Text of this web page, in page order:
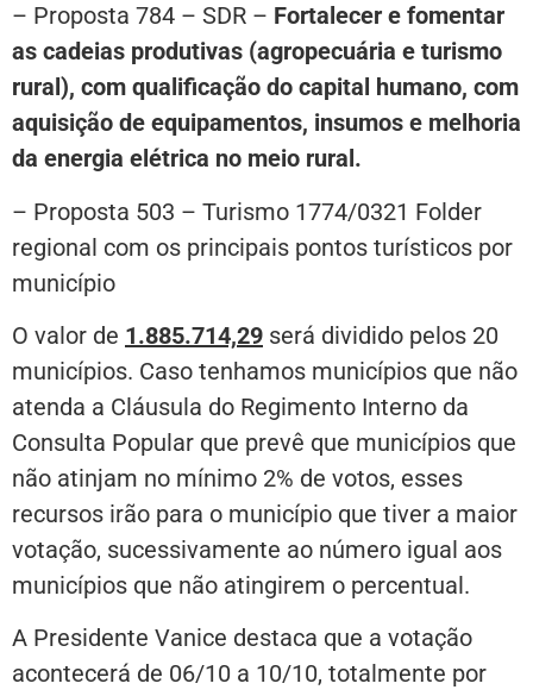
– Proposta 784 – SDR – Fortalecer e fomentar
as cadeias produtivas (agropecuária e turismo
rural), com qualificação do capital humano, com
aquisição de equipamentos, insumos e melhoria
da energia elétrica no meio rural.
– Proposta 503 – Turismo 1774/0321 Folder
regional com os principais pontos turísticos por
município
O valor de 1.885.714,29 será dividido pelos 20
municípios. Caso tenhamos municípios que não
atenda a Cláusula do Regimento Interno da
Consulta Popular que prevê que municípios que
não atinjam no mínimo 2% de votos, esses
recursos irão para o município que tiver a maior
votação, sucessivamente ao número igual aos
municípios que não atingirem o percentual.
A Presidente Vanice destaca que a votação
acontecerá de 06/10 a 10/10, totalmente por